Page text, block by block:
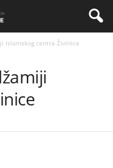
Islamskog centra Živinice